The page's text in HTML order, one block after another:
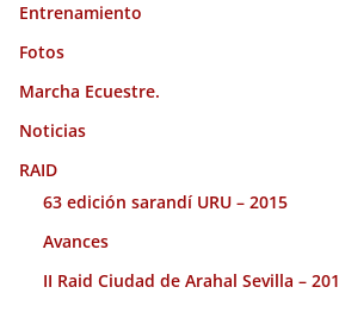
Entrenamiento
Fotos
Marcha Ecuestre.
Noticias
RAID
63 edición sarandí URU – 2015
Avances
II Raid Ciudad de Arahal Sevilla –